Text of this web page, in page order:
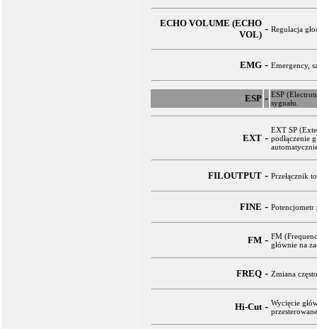
ECHO VOLUME (ECHO
VOL) - Regulacja
EMG - Emergency,
ESP - ESP
sygnału.
EXT -
EXT SP
podłączenie
FILOUTPUT - Przełącznik
FINE -
FM - FM
głównie na
FREQ - Zmiana
Hi-Cut - Wycięcie